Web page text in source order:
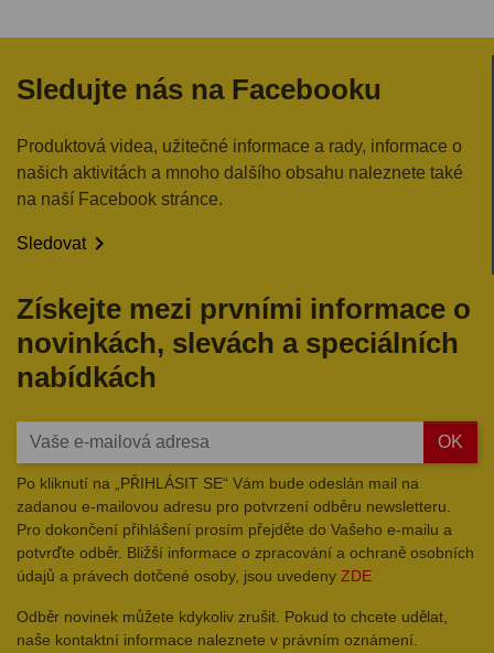
Sledujte nás na Facebooku
Produktová videa, užitečné informace a rady, informace o
našich aktivitách a mnoho dalšího obsahu naleznete také
na naší Facebook stránce.
Sledovat
Získejte mezi prvními informace o
novinkách, slevách a speciálních
nabídkách
OK
Po kliknutí na „PŘIHLÁSIT SE“ Vám bude odeslán mail na
zadanou e-mailovou adresu pro potvrzení odběru newsletteru.
Pro dokončení přihlášení prosím přejděte do Vašeho e-mailu a
potvrďte odběr. Bližší informace o zpracování a ochraně osobních
údajů a právech dotčené osoby, jsou uvedeny ZDE
Odběr novinek můžete kdykoliv zrušit. Pokud to chcete udělat,
naše kontaktní informace naleznete v právním oznámení.